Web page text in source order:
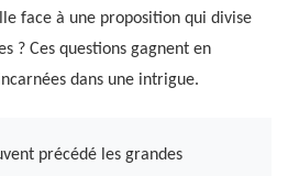
face à une proposition qui divise
? Ces questions gagnent en
dans une intrigue.
précédé les grandes